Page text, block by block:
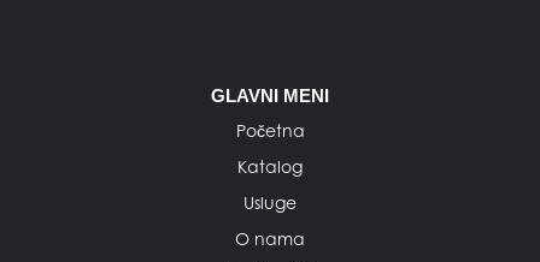
GLAVNI MENI
Početna
Katalog
Usluge
O nama